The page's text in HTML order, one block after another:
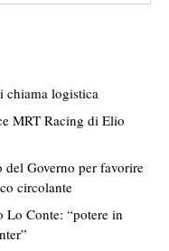
chiama logistica
MRT Racing di Elio
Governo per favorire
circolante
Lo Conte: “potere in